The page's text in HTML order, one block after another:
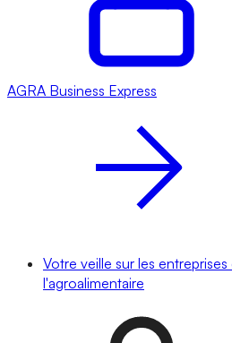
AGRA Business Express
Votre veille sur les
l'agroalimentaire